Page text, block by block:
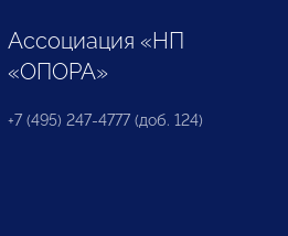
Ассоциация «НП
«ОПОРА»
+7 (495) 247-4777 (доб. 124)